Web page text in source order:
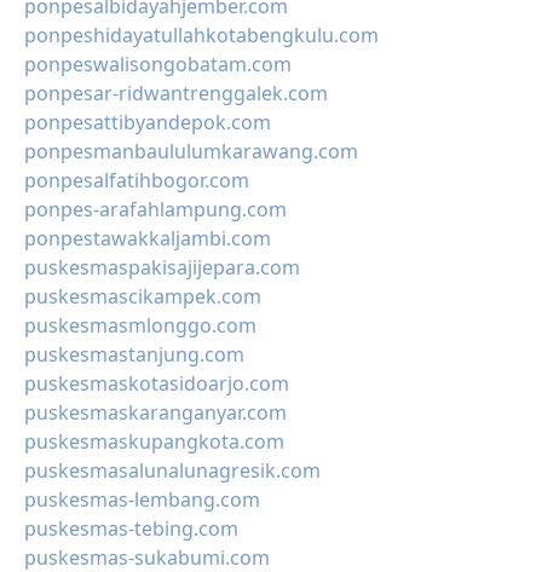
ponpesalbidayahjember.com
ponpeshidayatullahkotabengkulu.com
ponpeswalisongobatam.com
ponpesar-ridwantrenggalek.com
ponpesattibyandepok.com
ponpesmanbaululumkarawang.com
ponpesalfatihbogor.com
ponpes-arafahlampung.com
ponpestawakkaljambi.com
puskesmaspakisajijepara.com
puskesmascikampek.com
puskesmasmlonggo.com
puskesmastanjung.com
puskesmaskotasidoarjo.com
puskesmaskaranganyar.com
puskesmaskupangkota.com
puskesmasalunalunagresik.com
puskesmas-lembang.com
puskesmas-tebing.com
puskesmas-sukabumi.com